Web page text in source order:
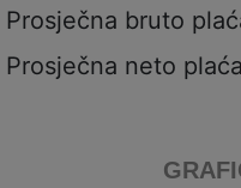
Prosječna bruto
Prosječna neto